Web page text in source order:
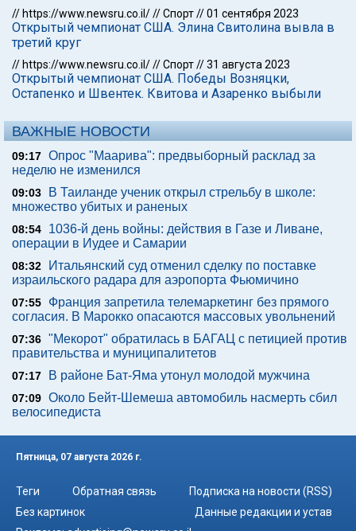
// https://www.newsru.co.il///Спорт//01 сентября 2023
Открытый чемпионат США. Элина Свитолина вывла в
третий круг
// https://www.newsru.co.il///Спорт//31 августа 2023
Открытый чемпионат США. Победы Возняцки,
Остапенко и Швентек. Квитова и Азаренко выбыли
ВАЖНЫЕ НОВОСТИ
09:17 Опрос "Mаарива": предвыборный расклад за
неделю не изменился
09:03
В Таиланде ученик открыл стрельбу в школе:
множество убитых и раненых
08:54
1036-й день войны: действия в Газе и Ливане,
операции в Иудее и Самарии
08:32
Итальянский суд отменил сделку по поставке
израильского радара для аэропорта Фьюмичино
07:55
Франция запретила телемаркетинг без прямого
согласия. В Марокко опасаются массовых увольнений
07:36 "Мекорот" обратилась в БАГАЦ с петицией против
правительства и муниципалитетов
07:17 В районе Бат-Яма утонул молодой мужчина
07:09 Около Бейт-Шемеша автомобиль насмерть сбил
велосипедиста
Пятница, 07 августа 2026 г.
Теги Обратная связь
Подписка на новости (RSS)
Без картинок
Данные редакции и устав